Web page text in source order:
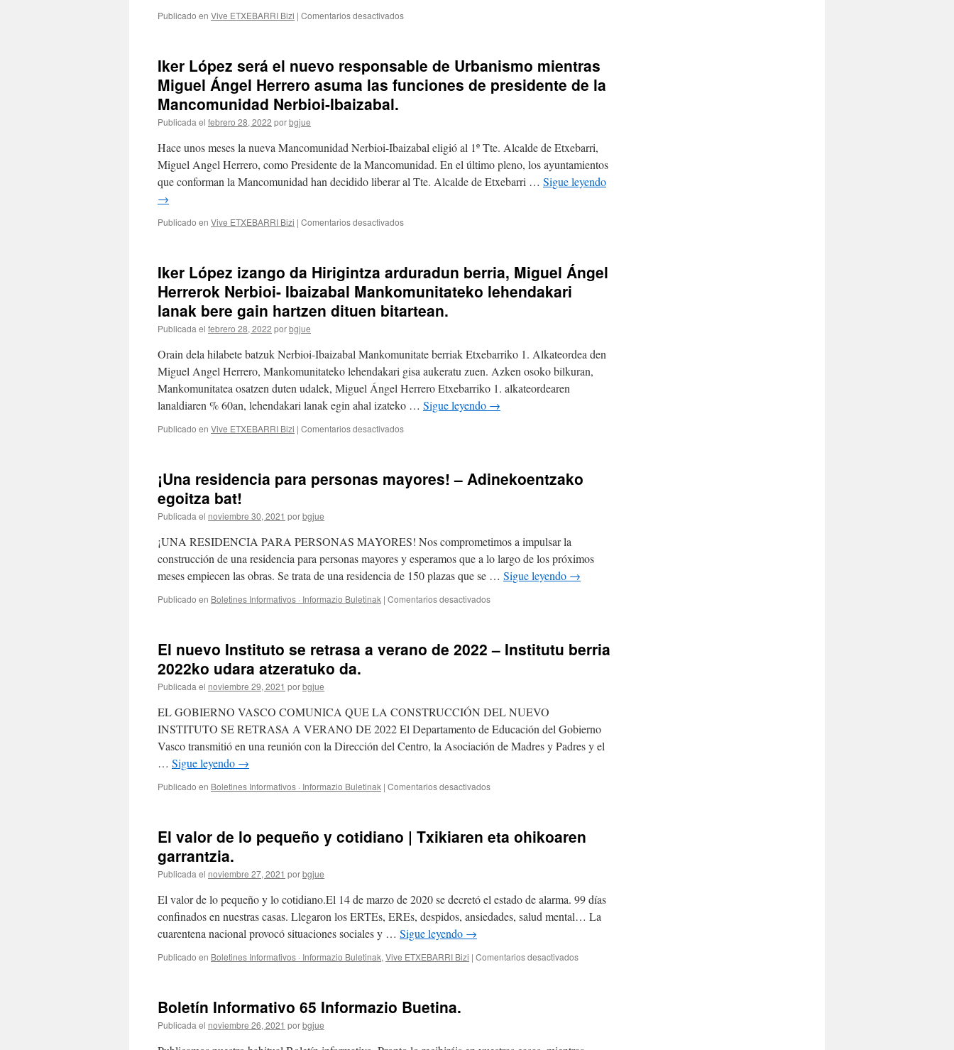
Publicado en Vive ETXEBARRI Bizi | Comentarios desactivadosen
Iker López será el nuevo responsable de Urbanismo mientras
Miguel Ángel Herrero asuma las funciones de presidente de la
Mancomunidad Nerbioi-Ibaizabal.
Publicada el febrero 28, 2022 porbgjue
Hace unos meses la nueva Mancomunidad Nerbioi-Ibaizabal eligió al 1º Tte. Alcalde de Etxebarri,
Miguel Angel Herrero, como Presidente de la Mancomunidad. En el último pleno, los ayuntamientos
que conforman la Mancomunidad han decidido liberar al Tte. Alcalde de Etxebarri … Sigue leyendo
→
Publicado en Vive ETXEBARRI Bizi | Comentarios desactivadosen
el
responsable
de
Miguel
Ángel
Herrero
asuma
funciones
Mancomunidad
Nerbioi-
Iker López izango da Hirigintza arduradun berria, Miguel Ángel
Herrerok Nerbioi- Ibaizabal Mankomunitateko lehendakari
lanak bere gain hartzen dituen bitartean.
Publicada el febrero 28, 2022 porbgjue
Orain dela hilabete batzuk Nerbioi-Ibaizabal Mankomunitate berriak Etxebarriko 1. Alkateordea den
Miguel Angel Herrero, Mankomunitateko lehendakari gisa aukeratu zuen. Azken osoko bilkuran,
Mankomunitatea osatzen duten udalek, Miguel Ángel Herrero Etxebarriko 1. alkateordearen
lanaldiaren % 60an, lehendakari lanak egin ahal izateko … Sigue leyendo →
Publicado en Vive ETXEBARRI Bizi | Comentarios desactivadosen
da
Hirigintza
Ángel
Herrerok
Nerbioi-
Ibaizabal
Mankomunitateko
lehendakari
gain
hartzen
¡Una residencia para personas mayores! – Adinekoentzako
egoitza bat!
Publicada el noviembre 30, 2021 porbgjue
¡UNA RESIDENCIA PARA PERSONAS MAYORES! Nos comprometimos a impulsar la
construcción de una residencia para personas mayores y esperamos que a lo largo de los próximos
meses empiecen las obras. Se trata de una residencia de 150 plazas que se … Sigue leyendo →
Publicado en Boletines Informativos · Informazio Buletinak | Comentarios desactivadosen
personas
bat!
El nuevo Instituto se retrasa a verano de 2022 – Institutu berria
2022ko udara atzeratuko da.
Publicada el noviembre 29, 2021 porbgjue
EL GOBIERNO VASCO COMUNICA QUE LA CONSTRUCCIÓN DEL NUEVO
INSTITUTO SE RETRASA A VERANO DE 2022 El Departamento de Educación del Gobierno
Vasco transmitió en una reunión con la Dirección del Centro, la Asociación de Madres y Padres y el
… Sigue leyendo →
Publicado en Boletines Informativos · Informazio Buletinak | Comentarios desactivadosen
se
2022
–
Institutu
2022ko
udara
El valor de lo pequeño y cotidiano | Txikiaren eta ohikoaren
garrantzia.
Publicada el noviembre 27, 2021 porbgjue
El valor de lo pequeño y lo cotidiano.El 14 de marzo de 2020 se decretó el estado de alarma. 99 días
confinados en nuestras casas. Llegaron los ERTEs, EREs, despidos, ansiedades, salud mental… La
cuarentena nacional provocó situaciones sociales y … Sigue leyendo →
Publicado en Boletines Informativos · Informazio Buletinak, Vive ETXEBARRI Bizi | Comentarios desactivadosen
Boletín Informativo 65 Informazio Buetina.
Publicada el noviembre 26, 2021 porbgjue